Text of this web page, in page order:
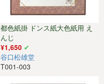
都色紙掛 ドンス紙大色紙用 え
んじ
¥1,650
谷口松雄堂
T001-003